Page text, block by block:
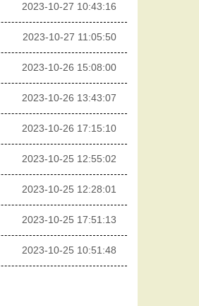
2023-10-27 10:43:16
2023-10-27 11:05:50
2023-10-26 15:08:00
2023-10-26 13:43:07
2023-10-26 17:15:10
2023-10-25 12:55:02
2023-10-25 12:28:01
2023-10-25 17:51:13
2023-10-25 10:51:48